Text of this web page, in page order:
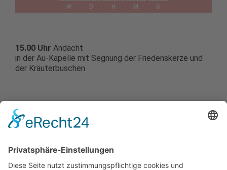
W D H M S
15.00 Uhr Andacht
in der Au-Kapelle mit Segnung der Friedenskerze und
der Kräuterbuschen
Ort:
Au-Kapelle, Obergriesbach